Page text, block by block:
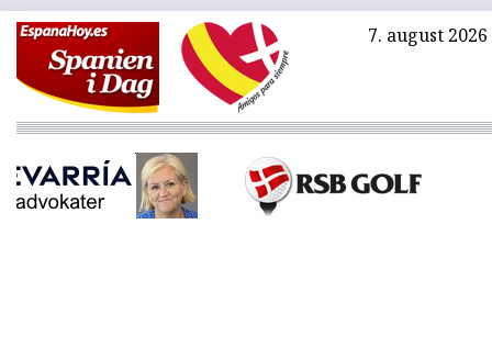
7. august 2026